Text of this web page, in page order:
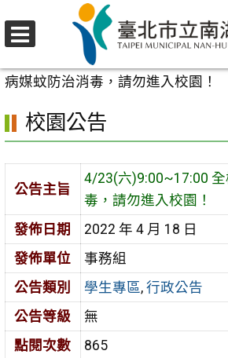
至
要
區
校園公告
病媒蚊防治消毒，請勿進入校園！
校園公告
公告主旨
4/23(六)9:00~17:00
毒，請勿進入校園！
發佈日期
2022 年 4 月 18 日
發佈單位
事務組
公告類別
學生專區, 行政公告
公告等級
無
點閱次數
865
選
單